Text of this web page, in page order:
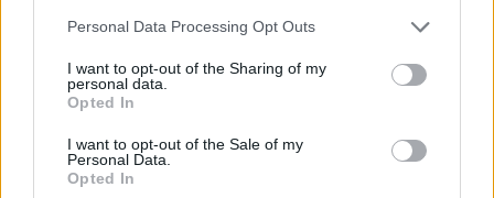
Please note that this website/app uses one or more Google
not limited to your visit or usage behaviour. You may click to
grant or deny consent to Google and its third-party tags to
use your data for below specified purposes in below Google
consent section.
Personal Data Processing Opt Outs
I want to opt-out of the Sharing of my
personal data.
Opted In
I want to opt-out of the Sale of my
Personal Data.
Opted In
érzékelhető rajtuk az ütközés hirtelensége, a
alatt alakult ki Monaco legendásan szűk utcáin.
ThisThe media could not be loaded, either because